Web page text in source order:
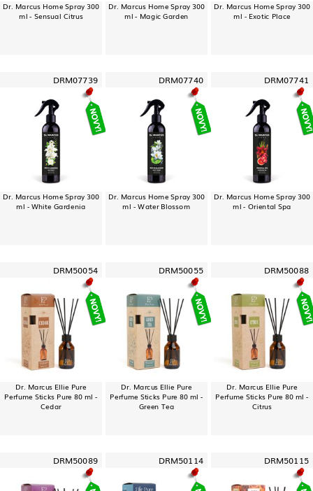
Dr. Marcus Home Spray 300
ml - Sensual Citrus
Dr. Marcus Home Spray 300
ml - Magic Garden
Dr. Marcus Home Spray 300
ml - Exotic Place
DRM07739
Dr. Marcus Home Spray 300
ml - White Gardenia
DRM07740
Dr. Marcus Home Spray 300
ml - Water Blossom
DRM07741
Dr. Marcus Home Spray 300
ml - Oriental Spa
DRM50054
Dr. Marcus Ellie Pure
Perfume Sticks Pure 80 ml -
Cedar
DRM50055
Dr. Marcus Ellie Pure
Perfume Sticks Pure 80 ml -
Green Tea
DRM50088
Dr. Marcus Ellie Pure
Perfume Sticks Pure 80 ml -
Citrus
DRM50089 DRM50114 DRM50115